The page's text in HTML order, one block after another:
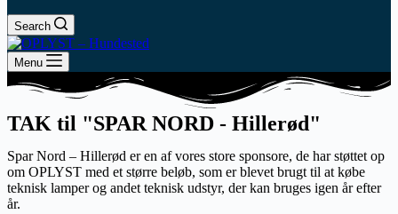
Search
Menu
TAK til "SPAR NORD - Hillerød"
Spar Nord – Hillerød er en af vores store sponsore, de har støttet op
om OPLYST med et større beløb, som er blevet brugt til at købe
teknisk lamper og andet teknisk udstyr, der kan bruges igen år efter
år.